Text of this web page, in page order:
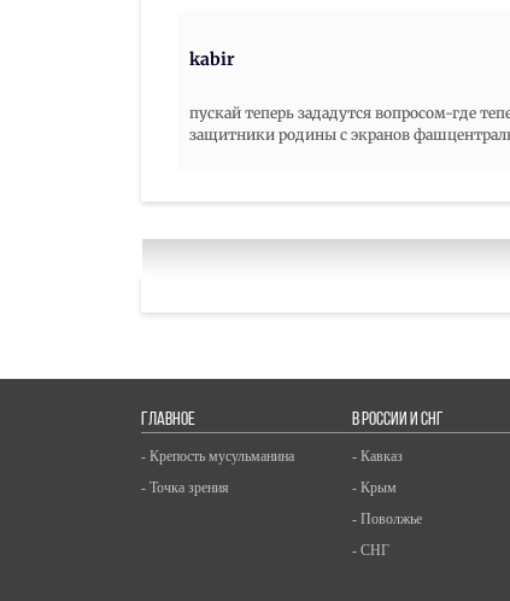
kabir
пускай теперь зададутся вопросом-где
защитники родины с экранов
ГЛАВНОЕ
- Крепость мусульманина
- Точка зрения
В РОССИИ И СНГ
- Кавказ
- Крым
- Поволжье
- СНГ